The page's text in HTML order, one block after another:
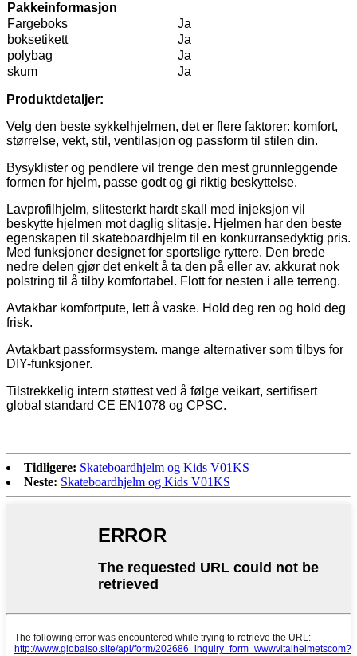
Pakkeinformasjon
Fargeboks
Ja
boksetikett
Ja
polybag
Ja
skum
Ja
Produktdetaljer:
Velg den beste sykkelhjelmen, det er flere faktorer: komfort,
størrelse, vekt, stil, ventilasjon og passform til stilen din.
Bysyklister og pendlere vil trenge den mest grunnleggende
formen for hjelm, passe godt og gi riktig beskyttelse.
Lavprofilhjelm, slitesterkt hardt skall med injeksjon vil
beskytte hjelmen mot daglig slitasje. Hjelmen har den beste
egenskapen til skateboardhjelm til en konkurransedyktig pris.
Med funksjoner designet for sportslige ryttere. Den brede
nedre delen gjør det enkelt å ta den på eller av. akkurat nok
polstring til å tilby komfortabel. Flott for nesten i alle terreng.
Avtakbar komfortpute, lett å vaske. Hold deg ren og hold deg
frisk.
Avtakbart passformsystem. mange alternativer som tilbys for
DIY-funksjoner.
Tilstrekkelig intern støttest ved å følge veikart, sertifisert
global standard CE EN1078 og CPSC.
Tidligere: Skateboardhjelm og Kids V01KS
Neste: Skateboardhjelm og Kids V01KS